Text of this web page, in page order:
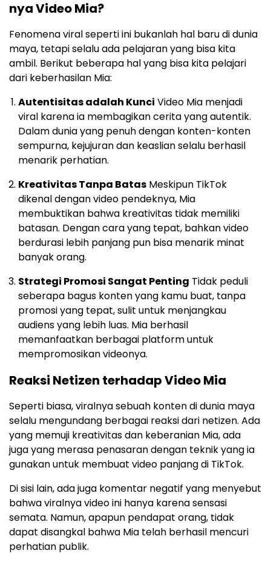
nya Video Mia?
Fenomena viral seperti ini bukanlah hal baru di dunia
maya, tetapi selalu ada pelajaran yang bisa kita
ambil. Berikut beberapa hal yang bisa kita pelajari
dari keberhasilan Mia:
Autentisitas adalah Kunci Video Mia menjadi
viral karena ia membagikan cerita yang autentik.
Dalam dunia yang penuh dengan konten-konten
sempurna, kejujuran dan keaslian selalu berhasil
menarik perhatian.
Kreativitas Tanpa Batas Meskipun TikTok
dikenal dengan video pendeknya, Mia
membuktikan bahwa kreativitas tidak memiliki
batasan. Dengan cara yang tepat, bahkan video
berdurasi lebih panjang pun bisa menarik minat
banyak orang.
Strategi Promosi Sangat Penting Tidak peduli
seberapa bagus konten yang kamu buat, tanpa
promosi yang tepat, sulit untuk menjangkau
audiens yang lebih luas. Mia berhasil
memanfaatkan berbagai platform untuk
mempromosikan videonya.
Reaksi Netizen terhadap Video Mia
Seperti biasa, viralnya sebuah konten di dunia maya
selalu mengundang berbagai reaksi dari netizen. Ada
yang memuji kreativitas dan keberanian Mia, ada
juga yang merasa penasaran dengan teknik yang ia
gunakan untuk membuat video panjang di TikTok.
Di sisi lain, ada juga komentar negatif yang menyebut
bahwa viralnya video ini hanya karena sensasi
semata. Namun, apapun pendapat orang, tidak
dapat disangkal bahwa Mia telah berhasil mencuri
perhatian publik.